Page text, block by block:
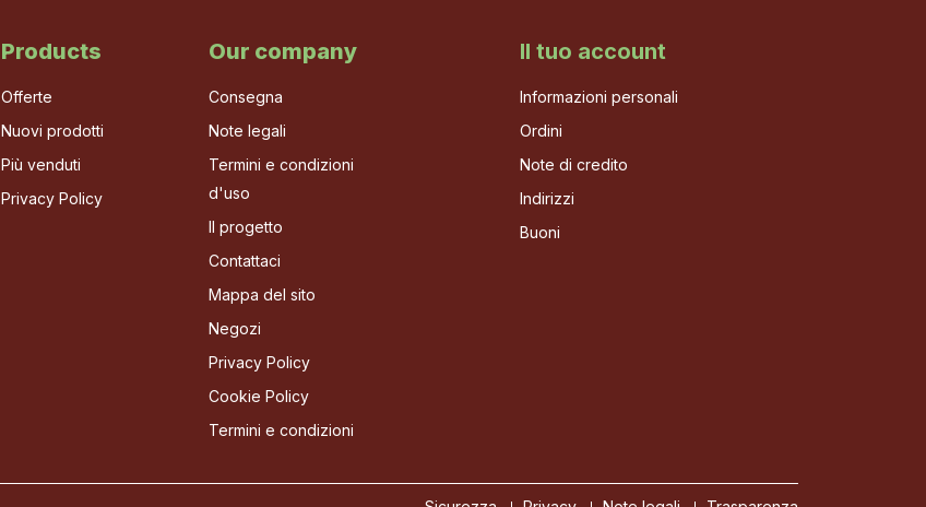
Products
Offerte
Nuovi prodotti
Più venduti
Privacy Policy
Our company
Consegna
Note legali
Termini e condizioni
d'uso
Il progetto
Contattaci
Mappa del sito
Negozi
Privacy Policy
Cookie Policy
Termini e condizioni
Il tuo account
Informazioni personali
Ordini
Note di credito
Indirizzi
Buoni